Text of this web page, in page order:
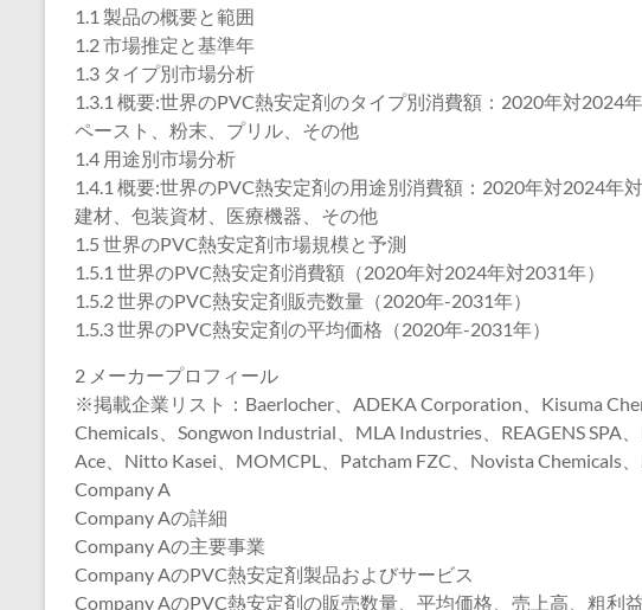
1.1 製品の概要と範囲
1.2 市場推定と基準年
1.3 タイプ別市場分析
1.3.1 概要:世界のPVC熱安定剤のタイプ別消費額：2020年対2024
ペースト、粉末、プリル、その他
1.4 用途別市場分析
1.4.1 概要:世界のPVC熱安定剤の用途別消費額：2020年対2024年
建材、包装資材、医療機器、その他
1.5 世界のPVC熱安定剤市場規模と予測
1.5.1 世界のPVC熱安定剤消費額（2020年対2024年対2031年）
1.5.2 世界のPVC熱安定剤販売数量（2020年-2031年）
1.5.3 世界のPVC熱安定剤の平均価格（2020年-2031年）
2 メーカープロフィール
※掲載企業リスト：Baerlocher、ADEKA Corporation、Kisuma
Chemicals、Songwon Industrial、MLA Industries、REAGENS SPA
Ace、Nitto Kasei、MOMCPL、Patcham FZC、Novista Chemicals
Company A
Company Aの詳細
Company Aの主要事業
Company AのPVC熱安定剤製品およびサービス
Company AのPVC熱安定剤の販売数量、平均価格、売上高、粗利